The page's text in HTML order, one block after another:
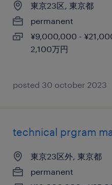
東京23区, 東京都
permanent
¥9,000,000 -
2,100万円
posted 30 october 2023
technical prgram
東京23区外, 東京都
permanent